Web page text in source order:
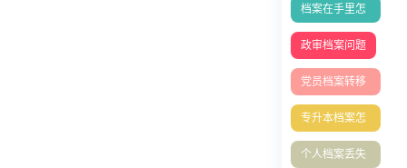
档案在手里怎
么存档？
政审档案问题
党员档案转移
流程
专升本档案怎
么存档？
个人档案丢失